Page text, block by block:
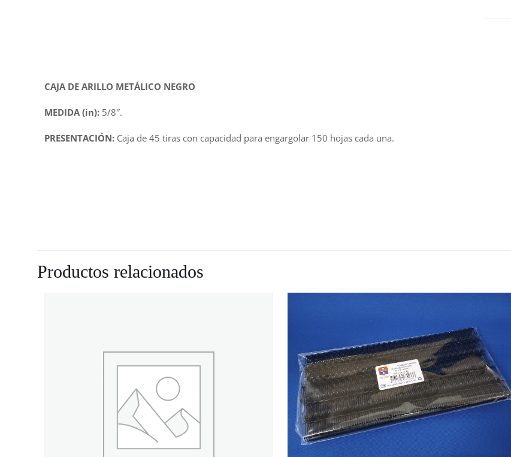
CAJA DE ARILLO METÁLICO NEGRO
MEDIDA (in): 5/8″.
PRESENTACIÓN: Caja de 45 tiras con capacidad para engargolar 150 hojas cada una.
Productos relacionados